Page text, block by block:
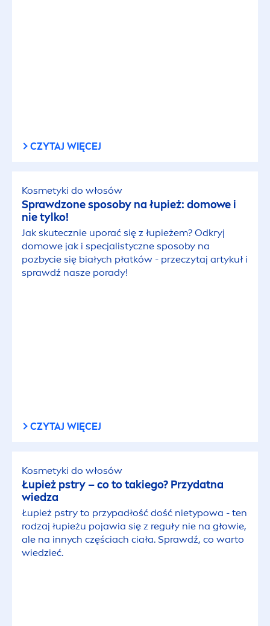
CZYTAJ WIĘCEJ
Kosmetyki do włosów
Sprawdzone sposoby na łupież: domowe i
nie tylko!
Jak skutecznie uporać się z łupieżem? Odkryj
domowe jak i specjalistyczne sposoby na
pozbycie się białych płatków - przeczytaj artykuł i
sprawdź nasze porady!
CZYTAJ WIĘCEJ
Kosmetyki do włosów
Łupież pstry – co to takiego? Przydatna
wiedza
Łupież pstry to przypadłość dość nietypowa - ten
rodzaj łupieżu pojawia się z reguły nie na głowie,
ale na innych częściach ciała. Sprawdź, co warto
wiedzieć.